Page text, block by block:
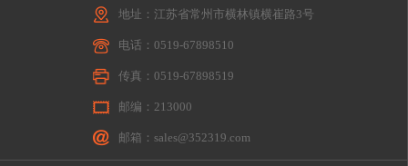
地址：江苏省常州市横林镇横崔路3号
电话：0519-67898510
传真：0519-67898519
邮编：213000
邮箱：sales@352319.com